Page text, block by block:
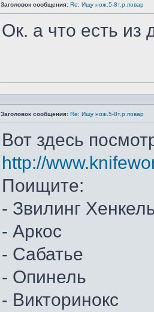
Заголовок сообщения: Re: Ищу нож.5-8т.р.повар
Ок. а что есть из
Заголовок сообщения: Re: Ищу нож.5-8т.р.повар
Вот здесь
http://
Поищите:
- Звилинг
- Аркос
- Сабатье
- Опинель
- Викторинокс